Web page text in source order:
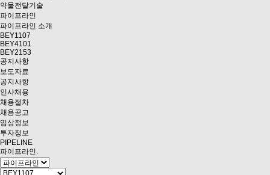
약물전달기술
파이프라인
파이프라인 소개
BEY1107
BEY4101
BEY2153
공지사항
보도자료
공지사항
인사채용
채용절차
채용공고
임상정보
투자정보
PIPELINE
파이프라인.